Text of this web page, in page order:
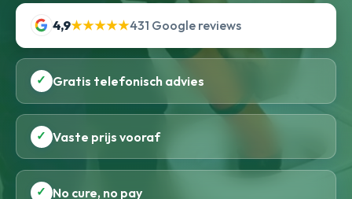
4,9★★★★★431 Google reviews
✓ Gratis telefonisch advies
✓ Vaste prijs vooraf
✓ No cure, no pay